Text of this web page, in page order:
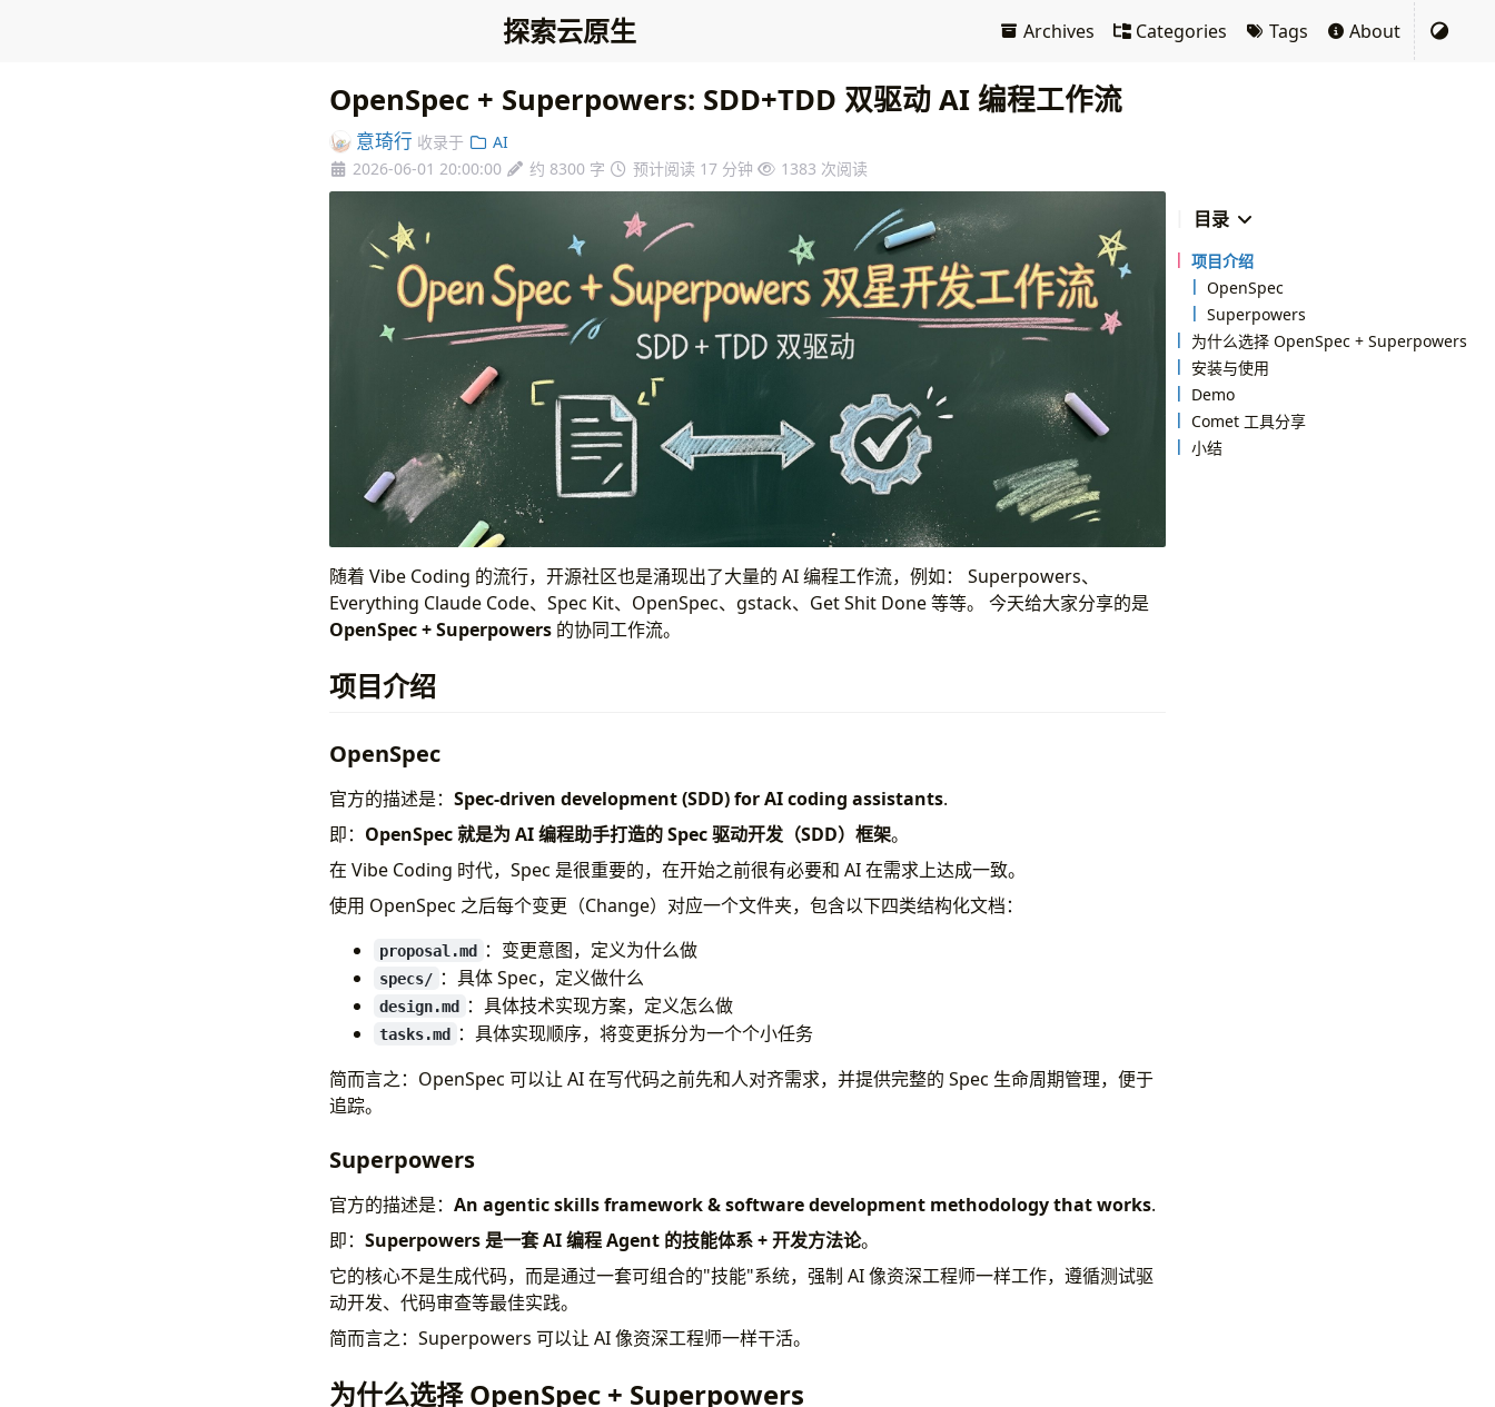
探索云原生 Archives Categories Tags About
OpenSpec + Superpowers: SDD+TDD 双驱动 AI 编程工作流
意琦行 收录于
AI
2026-06-01 20:00:00
约 8300 字 预计阅读 17 分钟 1383 次阅读
随着 Vibe Coding 的流行，开源社区也是涌现出了大量的 AI 编程工作流，例如： Superpowers、
Everything Claude Code、Spec Kit、OpenSpec、gstack、Get Shit Done 等等。 今天给大家分享的是
OpenSpec + Superpowers的协同工作流。
项目介绍
OpenSpec
官方的描述是： Spec-driven development (SDD) for AI coding assistants.
即： OpenSpec 就是为 AI 编程助手打造的 Spec 驱动开发（SDD）框架。
在 Vibe Coding 时代，Spec 是很重要的，在开始之前很有必要和 AI 在需求上达成一致。
使用 OpenSpec 之后每个变更（Change）对应一个文件夹，包含以下四类结构化文档：
proposal.md ：变更意图，定义为什么做
specs/ ：具体 Spec，定义做什么
design.md ：具体技术实现方案，定义怎么做
tasks.md
：具体实现顺序，将变更拆分为一个个小任务
简而言之：OpenSpec 可以让 AI 在写代码之前先和人对齐需求，并提供完整的 Spec 生命周期管理，便于
追踪。
Superpowers
官方的描述是： An agentic skills framework & software development methodology that works.
即： Superpowers 是一套 AI 编程 Agent 的技能体系 + 开发方法论。
它的核心不是生成代码，而是通过一套可组合的"技能"系统，强制 AI 像资深工程师一样工作，遵循测试驱
动开发、代码审查等最佳实践。
简而言之：Superpowers 可以让 AI 像资深工程师一样干活。
为什么选择 OpenSpec + Superpowers
目录
项目介绍
OpenSpec
Superpowers
为什么选择 OpenSpec + Superpowers
安装与使用
Demo
Comet 工具分享
小结